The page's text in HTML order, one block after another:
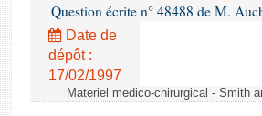
Question écrite n° 48488 de M.
Date de
dépôt :
17/02/1997
Materiel medico-chirurgical - Smith